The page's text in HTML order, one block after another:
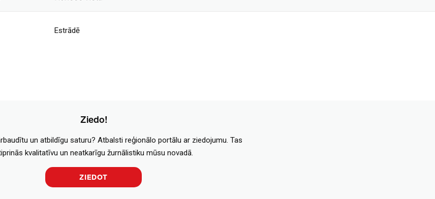
Estrādē
Ziedo!
un atbildīgu saturu? Atbalsti reģionālo portālu ar ziedojumu. Tas
kvalitatīvu un neatkarīgu žurnālistiku mūsu novadā.
ZIEDOT